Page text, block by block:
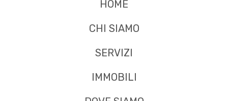
HOME
CHI SIAMO
SERVIZI
IMMOBILI